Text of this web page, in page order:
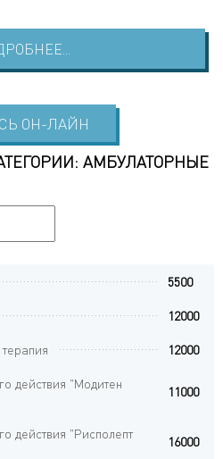
ОН-ЛАЙН
АМБУЛАТОРНЫЕ
5500
12000
12000
действия "Модитен
11000
действия "Рисполепт
16000